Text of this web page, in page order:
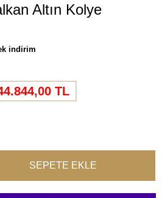
Altın Kolye
indirim
TL